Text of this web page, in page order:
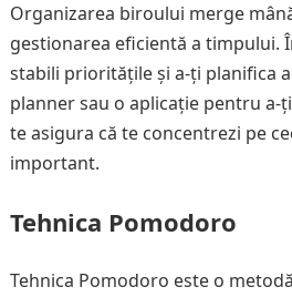
Organizarea biroului merge
gestionarea eficientă a timpului.
stabili prioritățile și a-ți planifica
planner sau o aplicație pentru a-
te asigura că te concentrezi pe
important.
Tehnica Pomodoro
Tehnica Pomodoro este o